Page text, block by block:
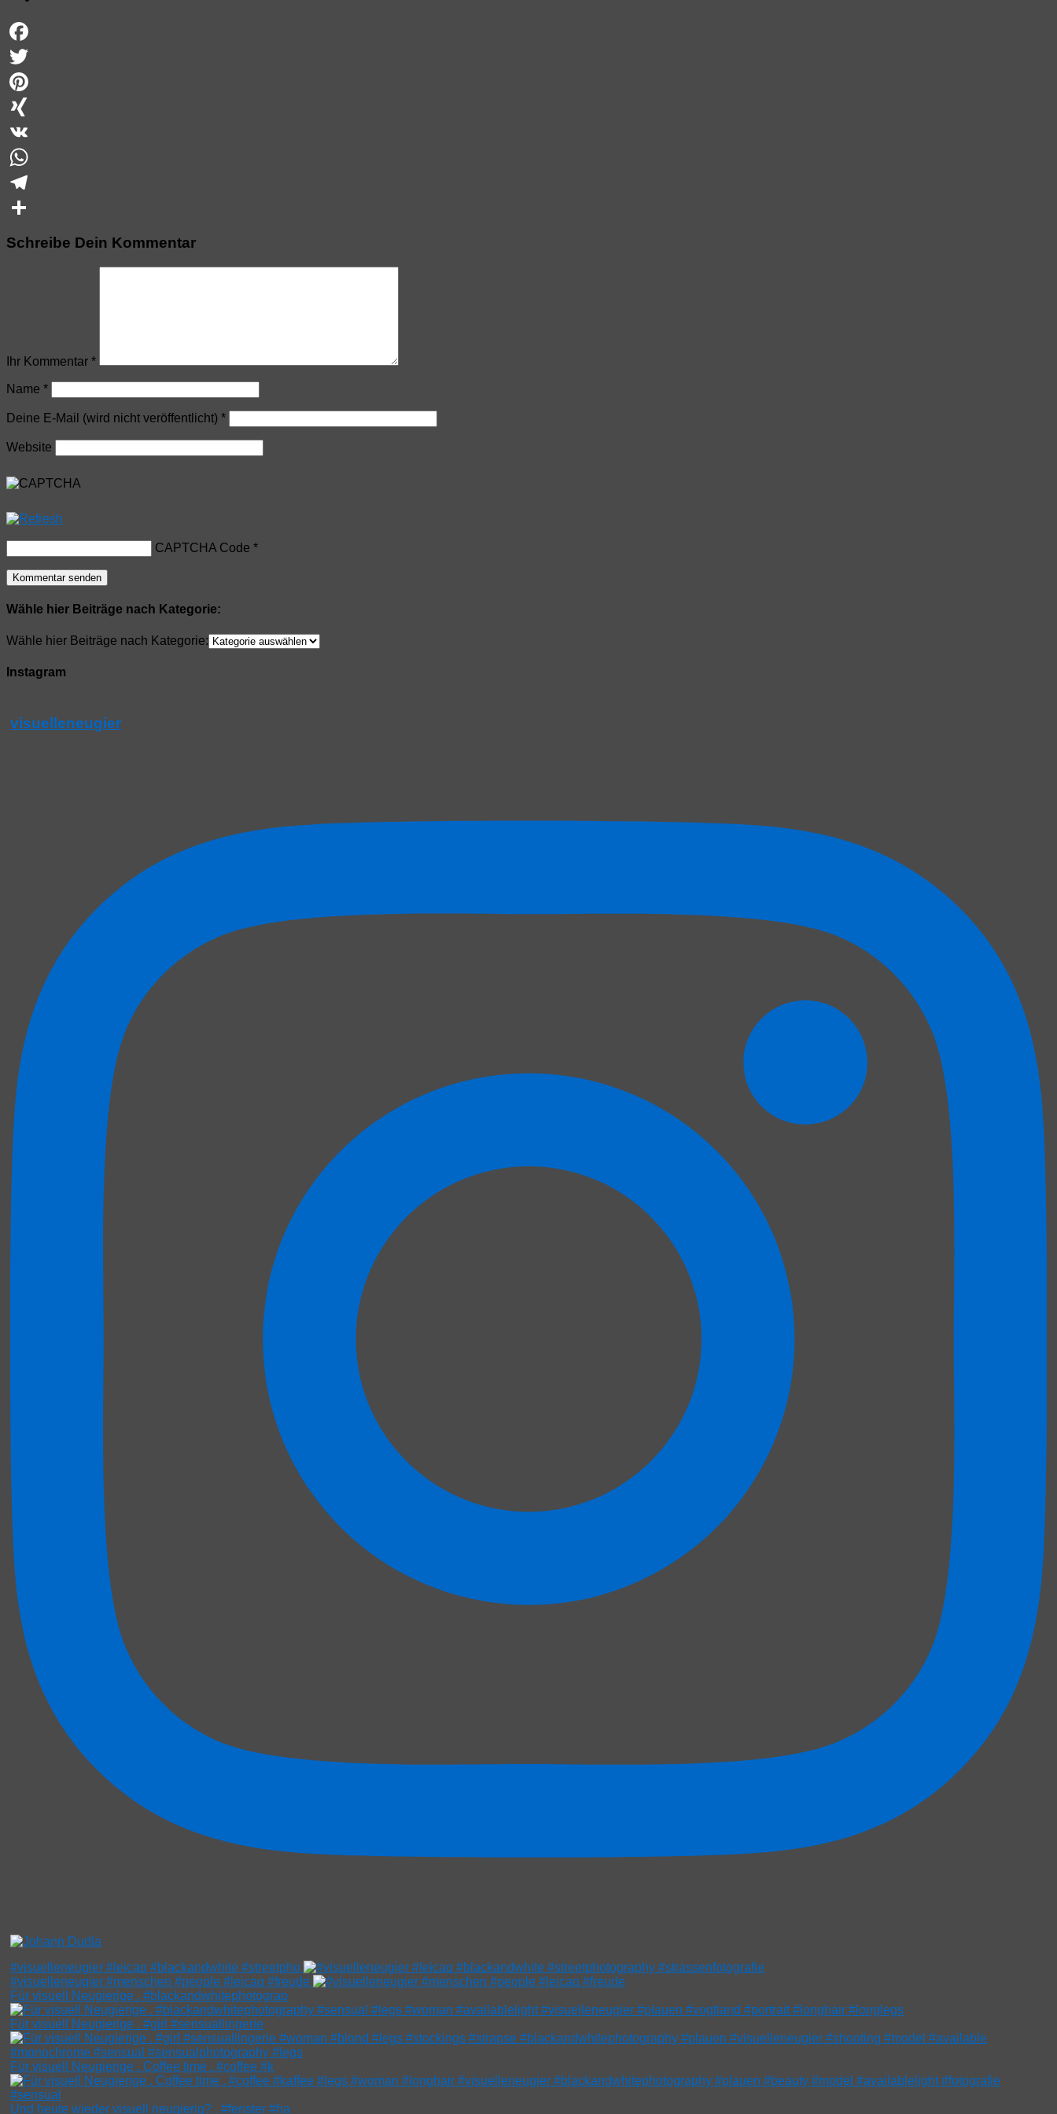
Facebook
Twitter
Pinterest
XING
VK
WhatsApp
Telegram
Schreibe Dein Kommentar
Ihr Kommentar *
Name *
Deine E-Mail (wird nicht veröffentlicht) *
Website
CAPTCHA Code *
Wähle hier Beiträge nach Kategorie:
Wähle hier Beiträge nach Kategorie:
Instagram
visuelleneugier
#visuelleneugier #leicaq #blackandwhite #streetpho
#visuelleneugier #menschen #people #leicaq #freude
Für visuell Neugierige . #blackandwhitephotograp
Für visuell Neugierige . #girl #sensuallingerie
Für visuell Neugierige . Coffee time . #coffee #k
Und heute wieder visuell neugierig? . #fenster #ha